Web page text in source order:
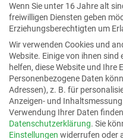
DR. ISABELLE METZGER
Wenn Sie unter 16 Jahre alt
freiwilligen Diensten geben
Erziehungsberechtigten um
Wir verwenden Cookies und
Website. Einige von ihnen
helfen, diese Website und Ihre
Personenbezogene Daten
Adressen), z. B. für
Anzeigen- und
Verwendung Ihrer Daten
Datenschutzerklärung. Sie
Einstellungen widerrufen oder